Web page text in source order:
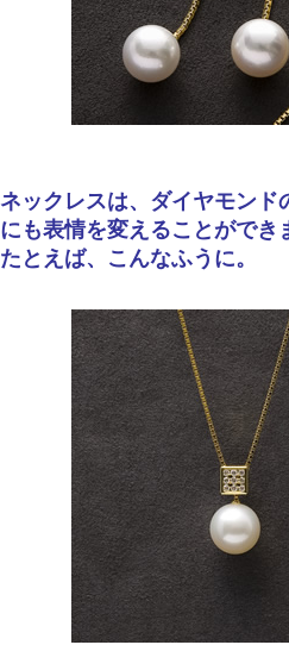
ネックレスは、ダイヤモン
にも表情を変えることができ
たとえば、こんなふうに。